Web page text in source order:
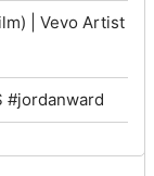
| Vevo Artist
#jordanward